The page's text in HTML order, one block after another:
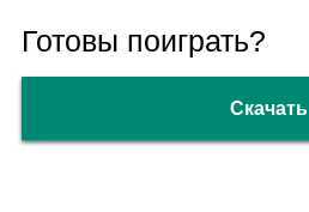
Готовы поиграть?
Скачать